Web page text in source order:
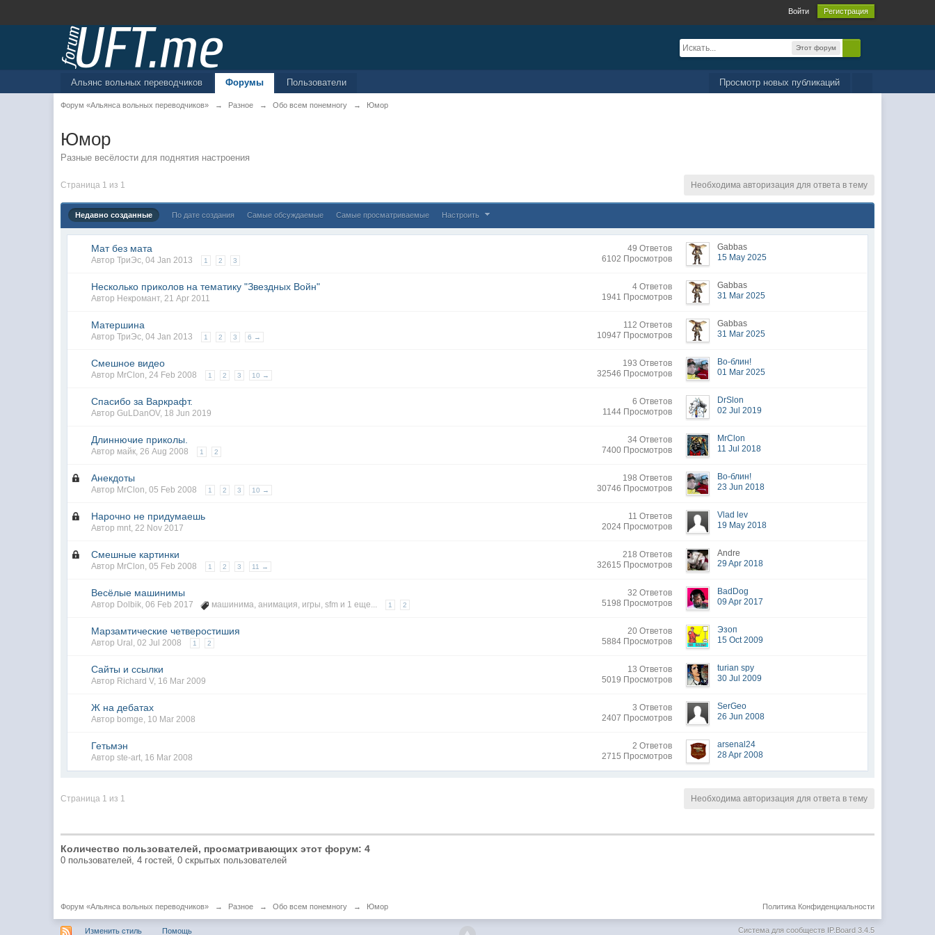
Войти Регистрация
Этот форум
Просмотр новых публикаций
Альянс вольных переводчиков Форумы Пользователи
Форум «Альянса вольных переводчиков» → Разное → Обо всем понемногу → Юмор
Юмор
Разные весёлости для поднятия настроения
Страница 1 из 1 Необходима авторизация для ответа в тему
Недавно созданные По дате создания Самые обсуждаемые Самые просматриваемые Настроить
Мат без мата
АвторТриЭс,04 Jan 2013 1 2 3
49 Ответов
6102 Просмотров
Gabbas
15 May 2025
Несколько приколов на тематику "Звездных Войн"
Автор Некромант,21 Apr 2011
4 Ответов
1941 Просмотров
Gabbas
31 Mar 2025
Матершина
АвторТриЭс,04 Jan 2013 1 2 3 6 →
112 Ответов
10947 Просмотров
Gabbas
31 Mar 2025
Смешное видео
Автор MrClon,24 Feb 2008 1 2 3 10 →
193 Ответов
32546 Просмотров
Во-блин!
01 Mar 2025
Спасибо за Варкрафт.
АвторGuLDanOV, 18 Jun 2019
6 Ответов
1144 Просмотров
DrSlon
02 Jul 2019
Длиннючие приколы.
Автор майк,26 Aug 2008 1 2
34 Ответов
7400 Просмотров
MrClon
11 Jul 2018
Анекдоты
Автор MrClon,05 Feb 2008 1 2 3 10 →
198 Ответов
30746 Просмотров
Во-блин!
23 Jun 2018
Нарочно не придумаешь
Автор mnt,22 Nov 2017
11 Ответов
2024 Просмотров
Vlad lev
19 May 2018
Смешные картинки
Автор MrClon,05 Feb 2008 1 2 3 11 →
218 Ответов
32615 Просмотров
Andre
29 Apr 2018
Весёлые машинимы
Автор Dolbik,06 Feb 2017 машинима,анимация, игры,sfm и 1 еще... 1 2
32 Ответов
5198 Просмотров
BadDog
09 Apr 2017
Марзамтические четверостишия
Автор Ural ,02 Jul 2008 1 2
20 Ответов
5884 Просмотров
Эзоп
15 Oct 2009
Сайты и ссылки
Автор Richard V, 16 Mar 2009
13 Ответов
5019 Просмотров
turian spy
30 Jul 2009
Ж на дебатах
Автор bomge, 10 Mar 2008
3 Ответов
2407 Просмотров
SerGeo
26 Jun 2008
Гетьмэн
Авторste-art, 16 Mar 2008
2 Ответов
2715 Просмотров
arsenal24
28 Apr 2008
Страница 1 из 1 Необходима авторизация для ответа в тему
Количество пользователей, просматривающих этот форум: 4
0 пользователей, 4 гостей, 0 скрытых пользователей
Форум «Альянса вольных переводчиков» → Разное → Обо всем понемногу → Юмор Политика Конфиденциальности
Изменить стиль Помощь Система для сообществ IP.Board 3.4.5